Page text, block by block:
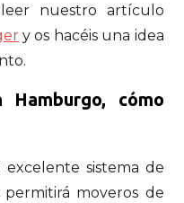
leer nuestro artículo
y os hacéis una idea
cómo
sistema de
moveros de